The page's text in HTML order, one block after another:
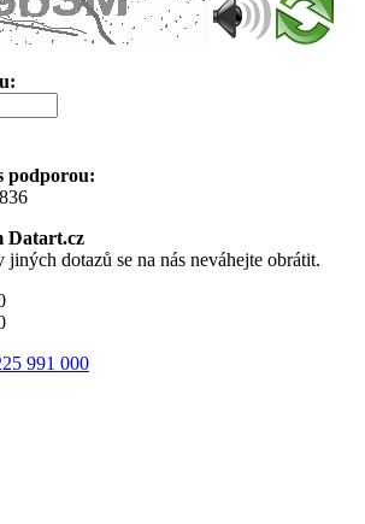
podporou:
Datart.cz
dotazů se na nás neváhejte obrátit.
991 000